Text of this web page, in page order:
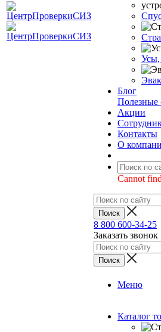
Усы,
Блог
Полезные
Акции
Контакты
О
Cannot
8 800 600-34-25
Заказать звонок
Меню
Каталог